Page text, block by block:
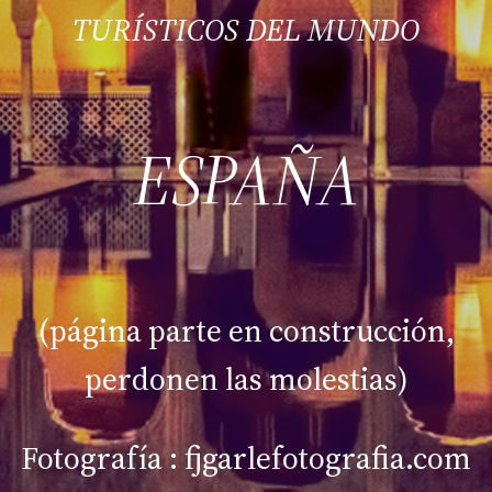
TURÍSTICOS DEL MUNDO
ESPAÑA
(página parte en construcción,
perdonen las molestias)
Fotografía : fjgarlefotografia.com